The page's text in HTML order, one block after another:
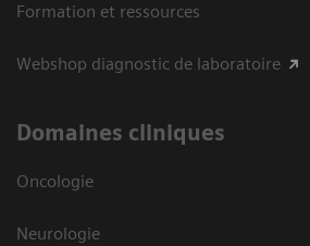
Formation et ressources
Webshop diagnostic de laboratoire
Domaines cliniques
Oncologie
Neurologie